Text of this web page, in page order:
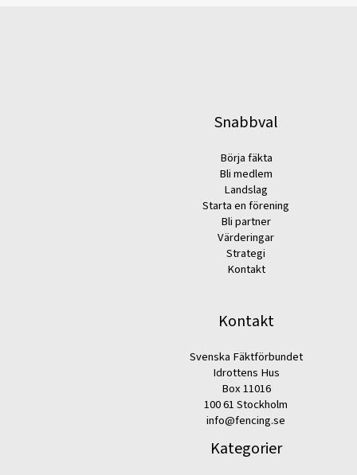
Snabbval
Börja fäkta
Bli medlem
Landslag
Starta en förening
Bli partner
Värderingar
Strategi
Kontakt
Kontakt
Svenska Fäktförbundet
Idrottens Hus
Box 11016
100 61 Stockholm
info@fencing.se
Kategorier